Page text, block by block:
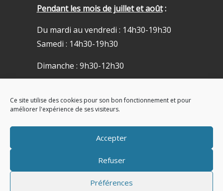
Ce site utilise des cookies pour son bon fonctionnement et pour
améliorer l'expérience de ses visiteurs.
Accepter
Refuser
Préférences
Pendant les mois de juillet et août:
Du mardi au vendredi : 14h30-19h30
Samedi : 14h30-19h30
Dimanche : 9h30-12h30
ACCUEIL DE PRÊTRE
Du lundi au samedi un prêtre reçoit
18h30. En juillet et en août de 18h à